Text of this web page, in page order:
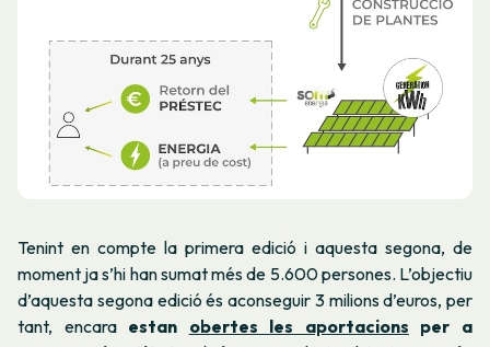
Tenint en compte la primera edició i aquesta segona, de
moment ja s’hi han sumat més de 5.600 persones. L’objectiu
d’aquesta segona edició és aconseguir 3 milions d’euros, per
tant, encara estan obertes les aportacions per a